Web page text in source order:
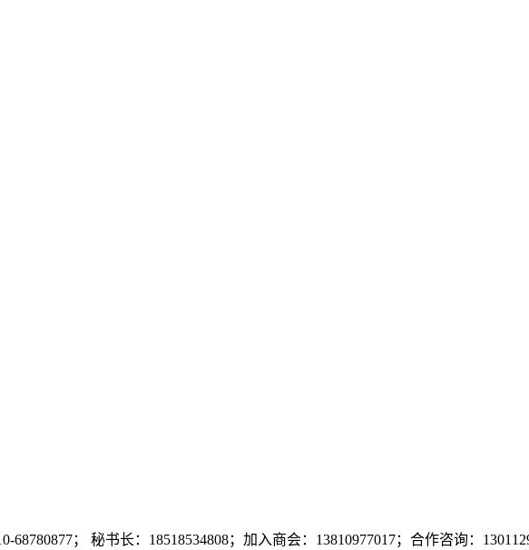
； 秘书长：18518534808；加入商会：13810977017；合作咨询：